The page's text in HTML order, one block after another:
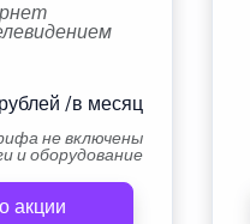
/в месяц
не включены
и оборудование
акции